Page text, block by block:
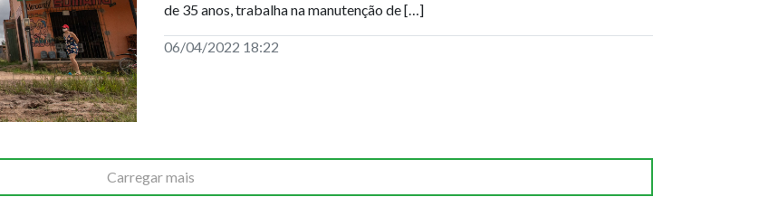
de 35 anos, trabalha na manutenção de […]
06/04/2022 18:22
Carregar mais